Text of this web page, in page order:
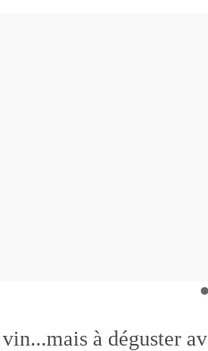
à déguster